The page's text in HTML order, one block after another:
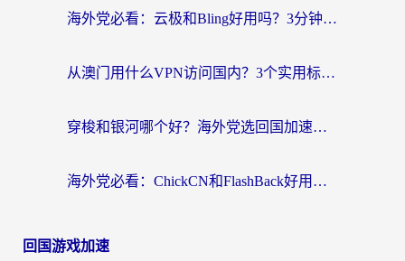
海外党必看：云极和Bling好用吗？3分钟教你选对回国加速器
从澳门用什么VPN访问国内？3个实用标准帮你避开坑，无缝刷剧听歌
穿梭和银河哪个好？海外党选回国加速器的避坑指南，附番茄加速器实测体验
海外党必看：ChickCN和FlashBack好用吗？3招教你选对回国加速器（附云极、HomeCN、斧牛vs艾果对比）
回国游戏加速